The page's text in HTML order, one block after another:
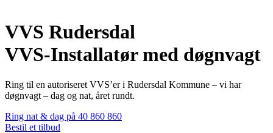
VVS Rudersdal
VVS-Installatør med døgnvagt
Ring til en autoriseret VVS’er i Rudersdal Kommune – vi har
døgnvagt – dag og nat, året rundt.
Ring nat & dag på 40 860 860
Bestil et tilbud